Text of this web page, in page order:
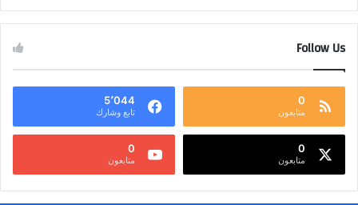
Follow Us
0
متابعون
5٬044
تابع وشارك
0
متابعون
0
متابعون